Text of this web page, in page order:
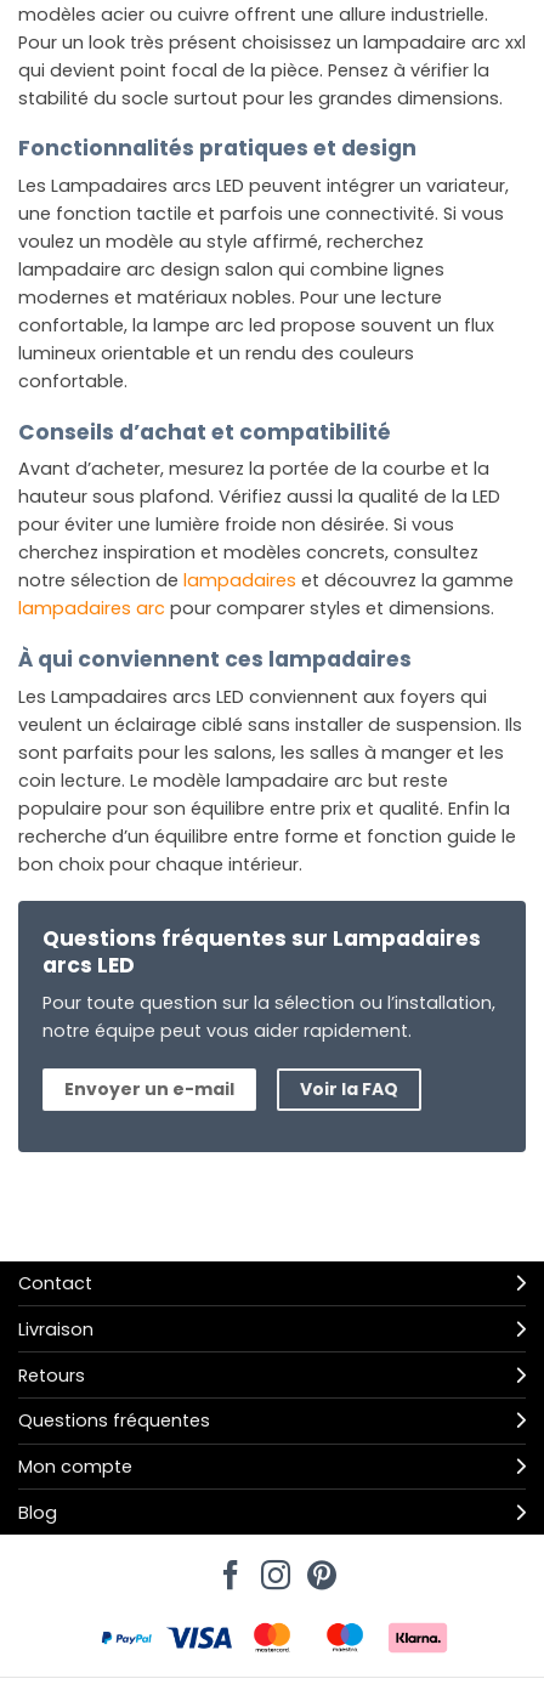
modèles acier ou cuivre offrent une allure industrielle.
Pour un look très présent choisissez un lampadaire arc xxl
qui devient point focal de la pièce. Pensez à vérifier la
stabilité du socle surtout pour les grandes dimensions.
Fonctionnalités pratiques et design
Les Lampadaires arcs LED peuvent intégrer un variateur,
une fonction tactile et parfois une connectivité. Si vous
voulez un modèle au style affirmé, recherchez
lampadaire arc design salon qui combine lignes
modernes et matériaux nobles. Pour une lecture
confortable, la lampe arc led propose souvent un flux
lumineux orientable et un rendu des couleurs
confortable.
Conseils d’achat et compatibilité
Avant d’acheter, mesurez la portée de la courbe et la
hauteur sous plafond. Vérifiez aussi la qualité de la LED
pour éviter une lumière froide non désirée. Si vous
cherchez inspiration et modèles concrets, consultez
notre sélection de lampadaires et découvrez la gamme
lampadaires arc pour comparer styles et dimensions.
À qui conviennent ces lampadaires
Les Lampadaires arcs LED conviennent aux foyers qui
veulent un éclairage ciblé sans installer de suspension. Ils
sont parfaits pour les salons, les salles à manger et les
coin lecture. Le modèle lampadaire arc but reste
populaire pour son équilibre entre prix et qualité. Enfin la
recherche d’un équilibre entre forme et fonction guide le
bon choix pour chaque intérieur.
Questions fréquentes sur Lampadaires
arcs LED
Pour toute question sur la sélection ou l’installation,
notre équipe peut vous aider rapidement.
Envoyer un e-mail Voir la FAQ
Contact
Livraison
Retours
Questions fréquentes
Mon compte
Blog